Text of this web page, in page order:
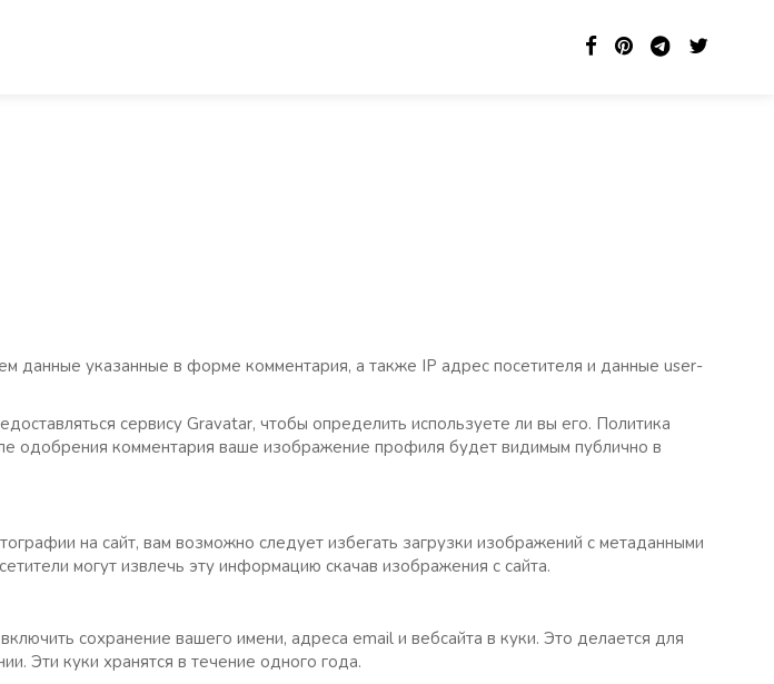
данные указанные в форме комментария, а также IP адрес посетителя и данные user-
сервису Gravatar, чтобы определить используете ли вы его. Политика
одобрения комментария ваше изображение профиля будет видимым публично в
на сайт, вам возможно следует избегать загрузки изображений с метаданными
могут извлечь эту информацию скачав изображения с сайта.
сохранение вашего имени, адреса email и вебсайта в куки. Это делается для
Эти куки хранятся в течение одного года.